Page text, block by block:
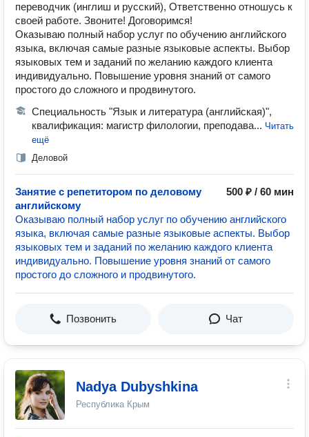
переводчик (инглиш и русский), Ответственно отношусь к
своей работе. Звоните! Договоримся!
Оказываю полный набор услуг по обучению английского
языка, включая самые разные языковые аспекты. Выбор
языковых тем и заданий по желанию каждого клиента
индивидуально. Повышение уровня знаний от самого
простого до сложного и продвинутого.
Специальность "Язык и литература (английская)",
квалификация: магистр филологии, преподава... Читать
ещё
Деловой
Занятие с репетитором по деловому
английскому
500 ₽ / 60 мин
Оказываю полный набор услуг по обучению английского
языка, включая самые разные языковые аспекты. Выбор
языковых тем и заданий по желанию каждого клиента
индивидуально. Повышение уровня знаний от самого
простого до сложного и продвинутого.
Позвонить Чат
Nadya Dubyshkina
Республика Крым